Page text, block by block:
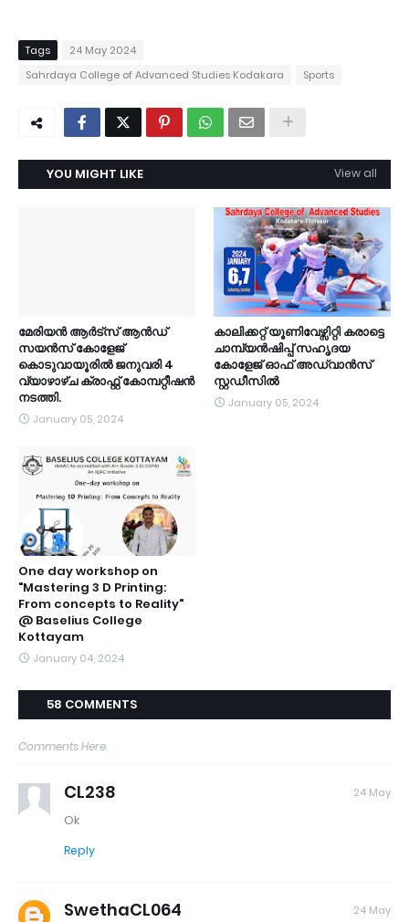
Tags
24 May 2024
Sahrdaya College of Advanced Studies Kodakara
Sports
YOU MIGHT LIKE View all
മേരിയൻ ആർട്സ് ആൻഡ്
സയൻസ് കോളേജ്
കൊടുവായൂരിൽ ജനുവരി 4
വ്യാഴാഴ്ച ക്രാഫ്റ്റ് കോമ്പറ്റീഷൻ
നടത്തി.
January 05, 2024
കാലിക്കറ്റ് യൂണിവേഴ്സിറ്റി കരാട്ടെ
ചാമ്പ്യൻഷിപ്പ് സഹൃദയ
കോളേജ് ഓഫ് അഡ്വാൻസ്
സ്റ്റഡീസിൽ
January 05, 2024
One day workshop on
"Mastering 3 D Printing:
From concepts to Reality"
@ Baselius College
Kottayam
January 04, 2024
58 COMMENTS
Comments Here
CL238 24 May
Ok
Reply
SwethaCL064 24 May